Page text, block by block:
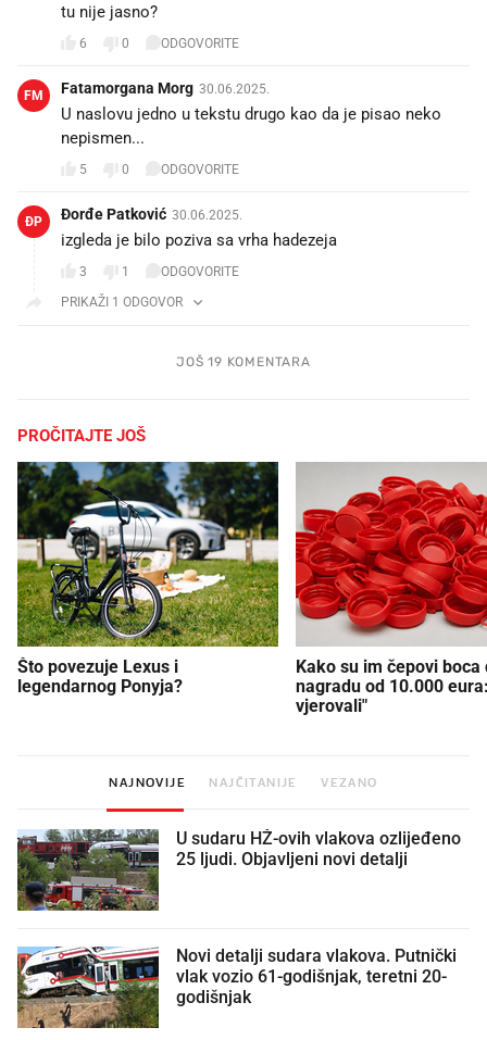
tu nije jasno?
6 0 ODGOVORITE
FM Fatamorgana Morg 30.06.2025.
U naslovu jedno u tekstu drugo kao da je pisao neko
nepismen...
5 0 ODGOVORITE
ĐP Đorđe Patković 30.06.2025.
izgleda je bilo poziva sa vrha hadezeja
3 1
ODGOVORITE
PRIKAŽI 1 ODGOVOR
JOŠ 19 KOMENTARA
PROČITAJTE JOŠ
Što povezuje Lexus i
legendarnog Ponyja?
Kako su im čepovi boca
nagradu od 10.000
vjerovali"
NAJNOVIJE NAJČITANIJE VEZANO
U sudaru HŽ-ovih vlakova ozlijeđeno
25 ljudi. Objavljeni novi detalji
Novi detalji sudara vlakova. Putnički
vlak vozio 61-godišnjak, teretni 20-
godišnjak